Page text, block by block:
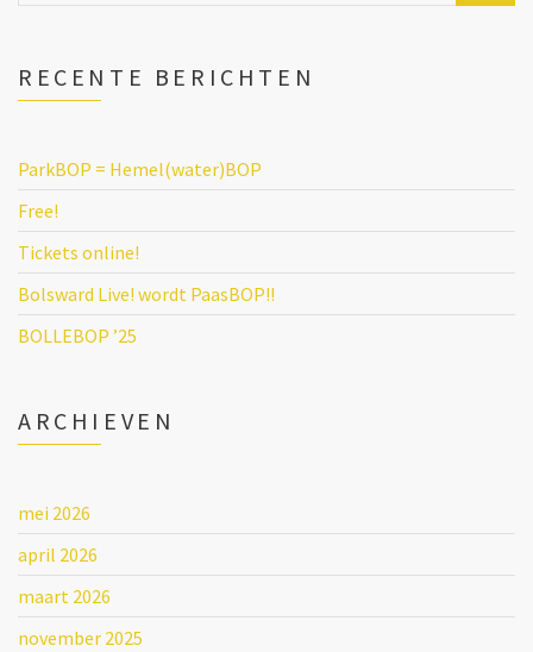
RECENTE BERICHTEN
ParkBOP = Hemel(water)BOP
Free!
Tickets online!
Bolsward Live! wordt PaasBOP!!
BOLLEBOP ’25
ARCHIEVEN
mei 2026
april 2026
maart 2026
november 2025